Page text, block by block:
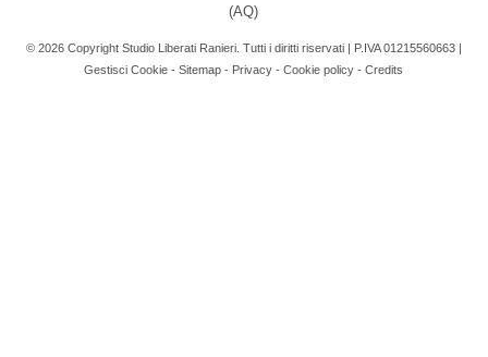
(AQ)
© 2026 Copyright Studio Liberati Ranieri. Tutti i diritti riservati | P.IVA 01215560663 |
Gestisci Cookie -Sitemap - Privacy -Cookie policy -Credits